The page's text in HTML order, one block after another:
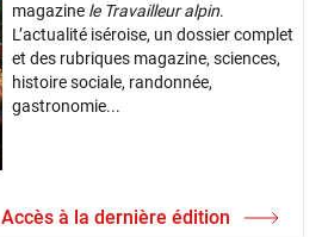
magazine le Travailleur alpin.
L’actualité iséroise, un dossier complet
et des rubriques magazine, sciences,
histoire sociale, randonnée,
gastronomie...
Accès à la dernière édition